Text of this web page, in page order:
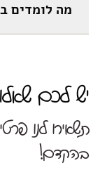
מה לומדים
יש לכם
תשאירו לנו
בהקדם!